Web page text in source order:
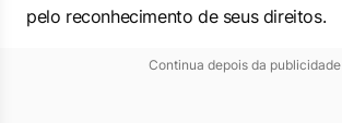
pelo reconhecimento de seus direitos.
Continua depois da publicidade